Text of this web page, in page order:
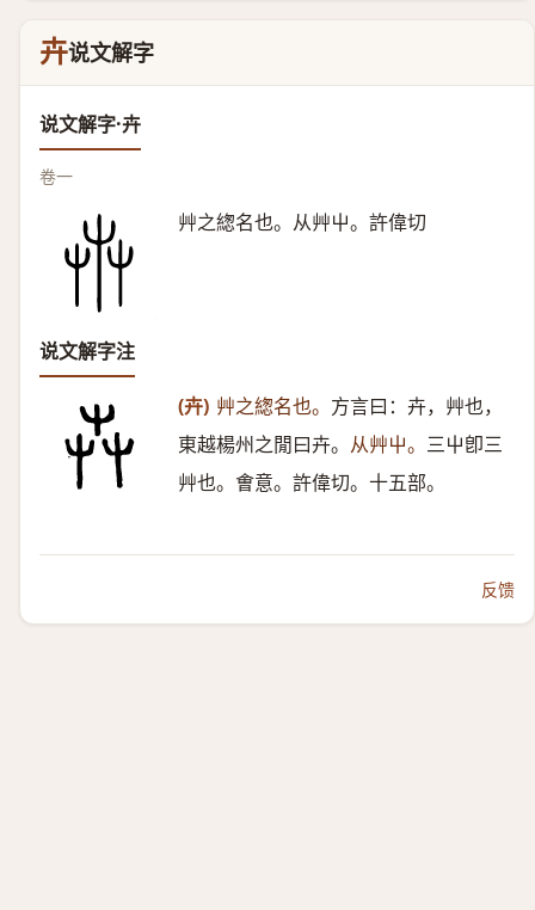
卉说文解字
说文解字·卉
卷一
艸之緫名也。从艸屮。許偉切
说文解字注
(卉) 艸之緫名也。 方言曰：卉，艸也，
東越楊州之閒曰卉。 从艸屮。 三屮卽三
艸也。㑹意。許偉切。十五部。
反馈